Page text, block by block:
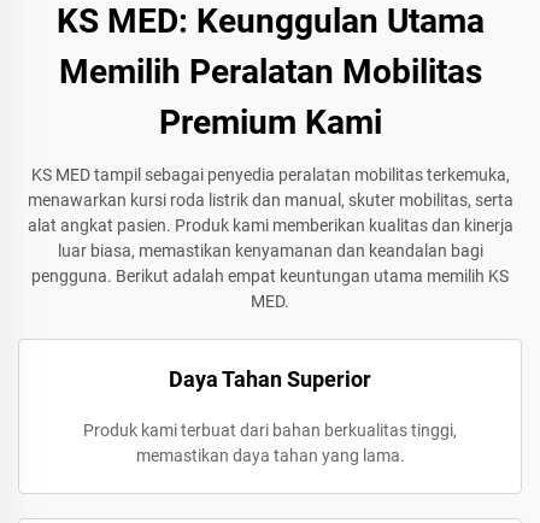
KS MED: Keunggulan Utama
Memilih Peralatan Mobilitas
Premium Kami
KS MED tampil sebagai penyedia peralatan mobilitas terkemuka,
menawarkan kursi roda listrik dan manual, skuter mobilitas, serta
alat angkat pasien. Produk kami memberikan kualitas dan kinerja
luar biasa, memastikan kenyamanan dan keandalan bagi
pengguna. Berikut adalah empat keuntungan utama memilih KS
MED.
Daya Tahan Superior
Produk kami terbuat dari bahan berkualitas tinggi,
memastikan daya tahan yang lama.